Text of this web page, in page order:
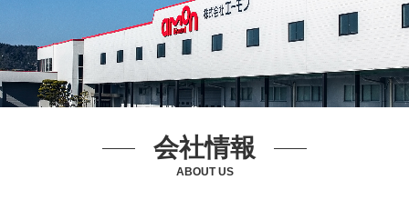
会社情報
ABOUT US